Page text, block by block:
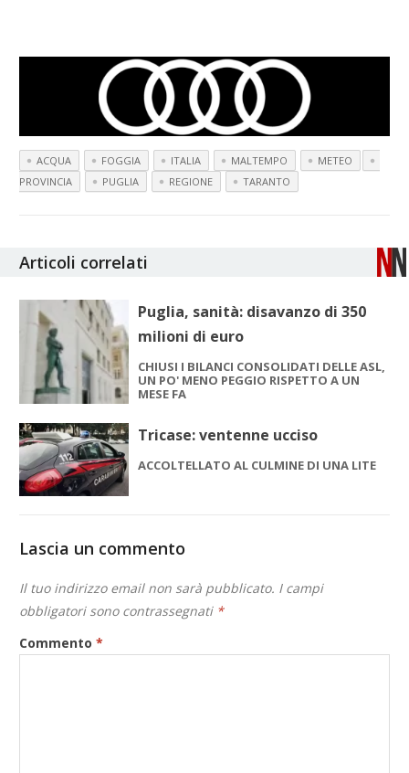
ACQUA FOGGIA ITALIA MALTEMPO
METEO
PROVINCIA
PUGLIA REGIONE TARANTO
Articoli correlati
Puglia, sanità: disavanzo di 350
milioni di euro
CHIUSI I BILANCI CONSOLIDATI DELLE ASL,
UN PO' MENO PEGGIO RISPETTO A UN
MESE FA
Tricase: ventenne ucciso
ACCOLTELLATO AL CULMINE DI UNA LITE
Lascia un commento
Il tuo indirizzo email non sarà pubblicato. I campi
obbligatori sono contrassegnati *
Commento*